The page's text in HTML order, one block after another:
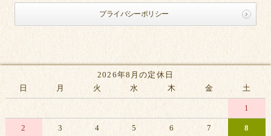
プライバシーポリシー
2026年8月の定休日
日
月 火 水 木 金 土
1
2 3 4 5 6 7 8